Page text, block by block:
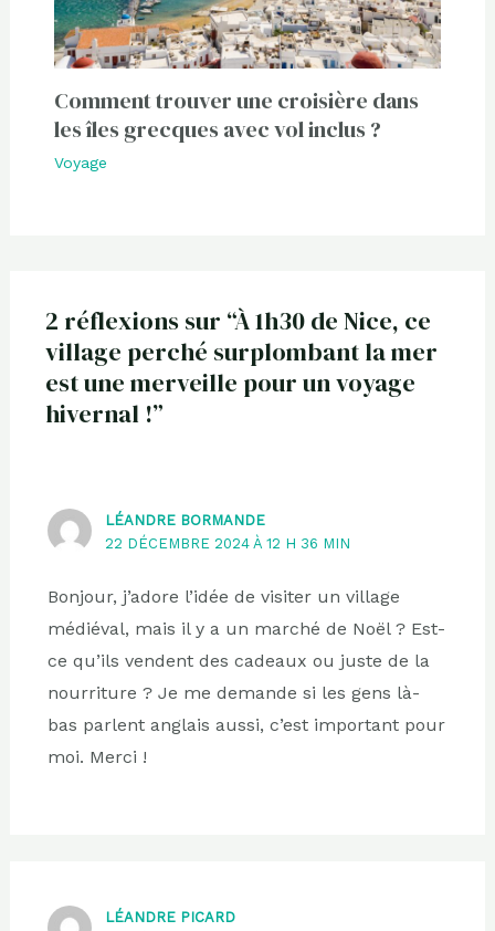
Comment trouver une croisière dans
les îles grecques avec vol inclus ?
Voyage
2 réflexions sur “À 1h30 de Nice, ce
village perché surplombant la mer
est une merveille pour un voyage
hivernal !”
LÉANDRE BORMANDE
22 DÉCEMBRE 2024 À 12 H 36 MIN
Bonjour, j’adore l’idée de visiter un village
médiéval, mais il y a un marché de Noël ? Est-
ce qu’ils vendent des cadeaux ou juste de la
nourriture ? Je me demande si les gens là-
bas parlent anglais aussi, c’est important pour
moi. Merci !
LÉANDRE PICARD